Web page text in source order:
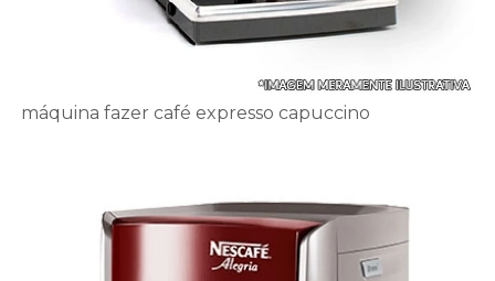
máquina fazer café expresso capuccino